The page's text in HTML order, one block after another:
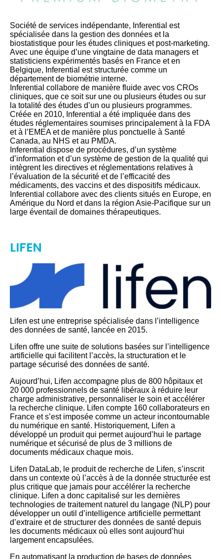
Société de services indépendante, Inferential est
spécialisée dans la gestion des données et la
biostatistique pour les études cliniques et post-marketing.
Avec une équipe d’une vingtaine de data managers et
statisticiens expérimentés basés en France et en
Belgique, Inferential est structurée comme un
département de biométrie interne.
Inferential collabore de manière fluide avec vos CROs
cliniques, que ce soit sur une ou plusieurs études ou sur
la totalité des études d’un ou plusieurs programmes.
Créée en 2010, Inferential a été impliquée dans des
études réglementaires soumises principalement à la FDA
et à l’EMEA et de manière plus ponctuelle à Santé
Canada, au NHS et au PMDA.
Inferential dispose de procédures, d’un système
d’information et d’un système de gestion de la qualité qui
intègrent les directives et réglementations relatives à
l’évaluation de la sécurité et de l’efficacité des
médicaments, des vaccins et des dispositifs médicaux.
Inferential collabore avec des clients situés en Europe, en
Amérique du Nord et dans la région Asie-Pacifique sur un
large éventail de domaines thérapeutiques.
LIFEN
Lifen est une entreprise spécialisée dans l’intelligence
des données de santé, lancée en 2015.
Lifen offre une suite de solutions basées sur l’intelligence
artificielle qui facilitent l’accès, la structuration et le
partage sécurisé des données de santé.
Aujourd’hui, Lifen accompagne plus de 800 hôpitaux et
20 000 professionnels de santé libéraux à réduire leur
charge administrative, personnaliser le soin et accélérer
la recherche clinique. Lifen compte 160 collaborateurs en
France et s’est imposée comme un acteur incontournable
du numérique en santé. Historiquement, Lifen a
développé un produit qui permet aujourd’hui le partage
numérique et sécurisé de plus de 3 millions de
documents médicaux chaque mois.
Lifen DataLab, le produit de recherche de Lifen, s’inscrit
dans un contexte où l’accès à de la donnée structurée est
plus critique que jamais pour accélérer la recherche
clinique. Lifen a donc capitalisé sur les dernières
technologies de traitement naturel du langage (NLP) pour
développer un outil d’intelligence artificielle permettant
d’extraire et de structurer des données de santé depuis
les documents médicaux où elles sont aujourd’hui
largement encapsulées.
En automatisant la production de bases de données